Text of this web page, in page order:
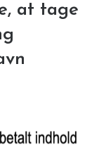
at tage